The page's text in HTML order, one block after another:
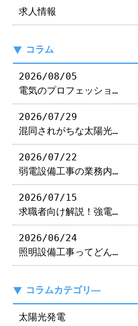
求人情報
コラム
2026/08/05
電気のプロフェッショ…
2026/07/29
混同されがちな太陽光…
2026/07/22
弱電設備工事の業務内…
2026/07/15
求職者向け解説！強電…
2026/06/24
照明設備工事ってどん…
コラムカテゴリ―
太陽光発電